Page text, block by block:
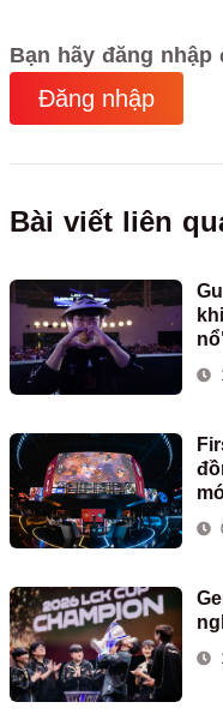
Bạn hãy đăng
Đăng nhập
Bài viết liên